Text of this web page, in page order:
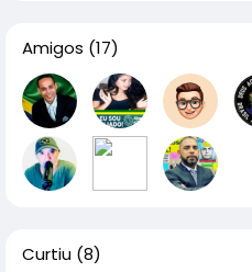
Amigos (17)
Curtiu (8)